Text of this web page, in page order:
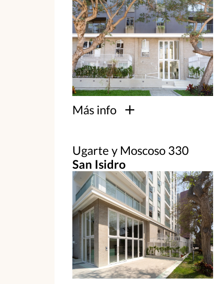
Más info
Ugarte y Moscoso 330
San Isidro